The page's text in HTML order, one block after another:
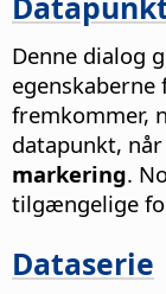
Denne dialog
fremkommer,
datapunkt,
markering.
tilgængelige
Dataserie